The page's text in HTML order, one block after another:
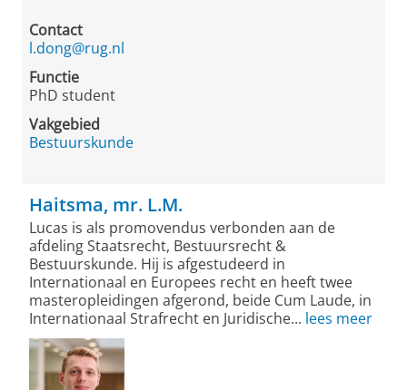
Contact
l.dong@rug.nl
Functie
PhD student
Vakgebied
Bestuurskunde
Haitsma, mr. L.M.
Lucas is als promovendus verbonden aan de
afdeling Staatsrecht, Bestuursrecht &
Bestuurskunde. Hij is afgestudeerd in
Internationaal en Europees recht en heeft twee
masteropleidingen afgerond, beide Cum Laude, in
Internationaal Strafrecht en Juridische... lees meer